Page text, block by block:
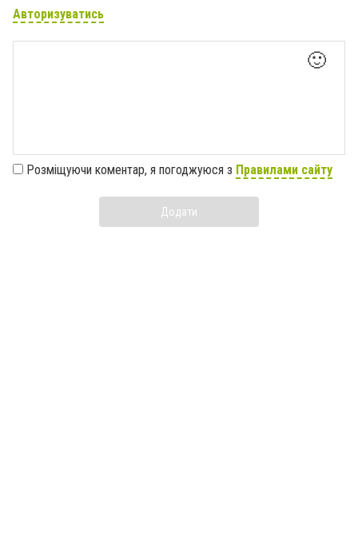
Авторизуватись
🙂
Розміщуючи коментар, я погоджуюся з Правилами сайту
Додати